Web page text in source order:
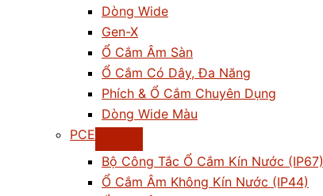
Dòng Wide
Gen-X
Ổ Cắm Âm Sàn
Ổ Cắm Có Dây, Đa Năng
Phích & Ổ Cắm Chuyên Dụng
Dòng Wide Màu
PCE
Bộ Công Tắc Ổ Cắm Kín Nước (IP67)
Ổ Cắm Âm Không Kín Nước (IP44)